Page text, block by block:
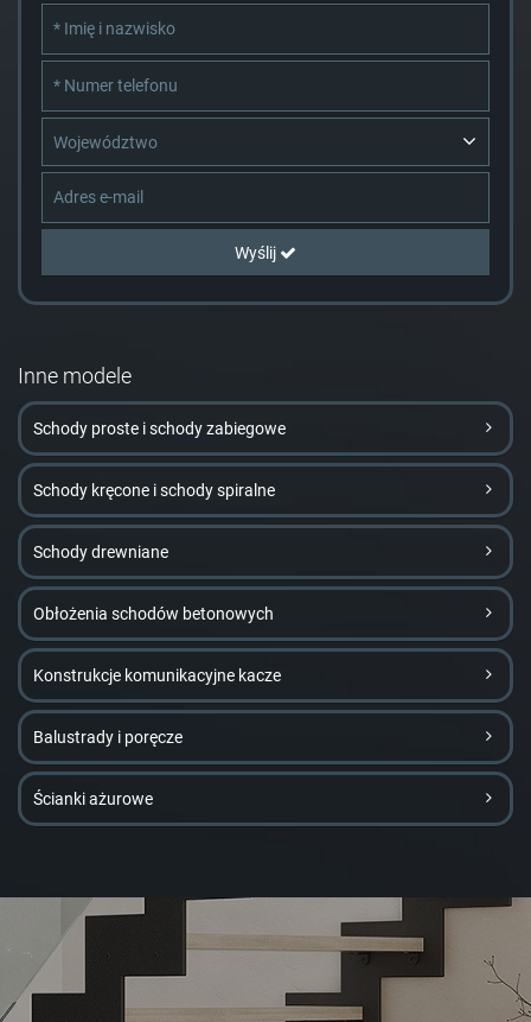
Województwo
Wyślij
Inne modele
Schody proste i schody zabiegowe
Schody kręcone i schody spiralne
Schody drewniane
Obłożenia schodów betonowych
Konstrukcje komunikacyjne kacze
Balustrady i poręcze
Ścianki ażurowe